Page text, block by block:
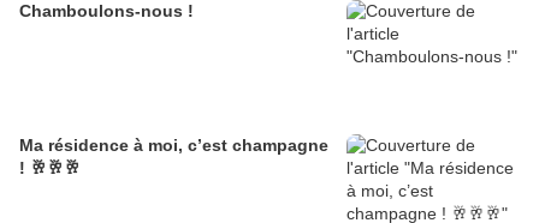
Chamboulons-nous !
Ma résidence à moi, c’est champagne
! 🥂🥂🥂